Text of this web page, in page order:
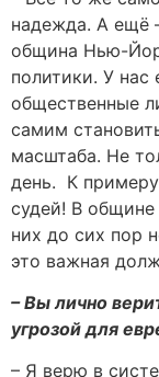
надежда. А ещё
община Нью-
политики. У
общественные
самим
масштаба. Не
день. К
судей! В
них до сих пор
это важная
– Вы лично
угрозой для
– Я верю в